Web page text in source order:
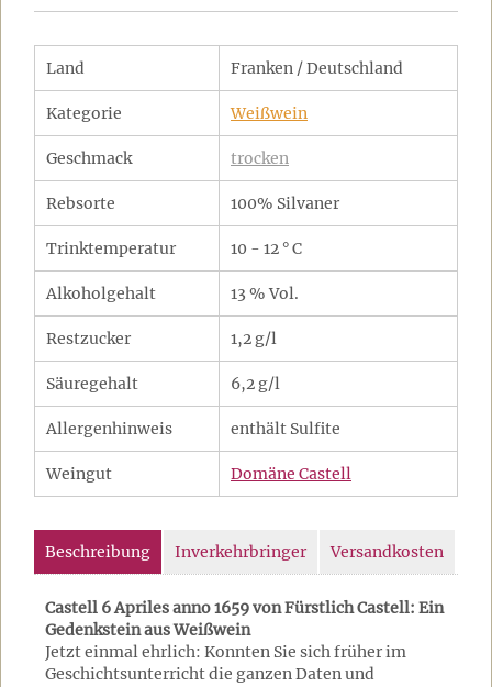
Land Franken / Deutschland
Kategorie Weißwein
Geschmack trocken
Rebsorte 100% Silvaner
Trinktemperatur 10 - 12 ° C
Alkoholgehalt 13 % Vol.
Restzucker 1,2 g/l
Säuregehalt 6,2 g/l
Allergenhinweis enthält Sulfite
Weingut Domäne Castell
Beschreibung Inverkehrbringer Versandkosten
Castell 6 Apriles anno 1659 von Fürstlich Castell: Ein
Gedenkstein aus Weißwein
Jetzt einmal ehrlich: Konnten Sie sich früher im
Geschichtsunterricht die ganzen Daten und